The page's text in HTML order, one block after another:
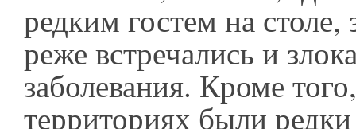
редким гостем на столе,
реже встречались и
заболевания. Кроме
территориях были